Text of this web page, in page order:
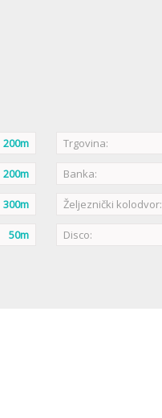
200m Trgovina:
200m Banka:
300m Željeznički kolodvor:
50m Disco: